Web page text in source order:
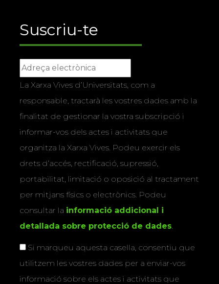
Suscriu-te
La Xarxa Vives d’Universitats, com a
responsable, tractarà les vostres dades amb la
finalitat de gestionar la vostra subscripció i
informar-vos dels actes i activitats que
organitza la Xarxa Vives. Podeu exercir els
drets d’accés, rectificació, supressió,
portabilitat, limitació o oposició al tractament
per mitjans físics o electrònics. Podeu
consultar la informació addicional i
detallada sobre protecció de dades.
Si marqueu aquesta casella, consentiu que
utilitzem les vostres dades per a enviar-vos
informació sobre els actes i activitats que